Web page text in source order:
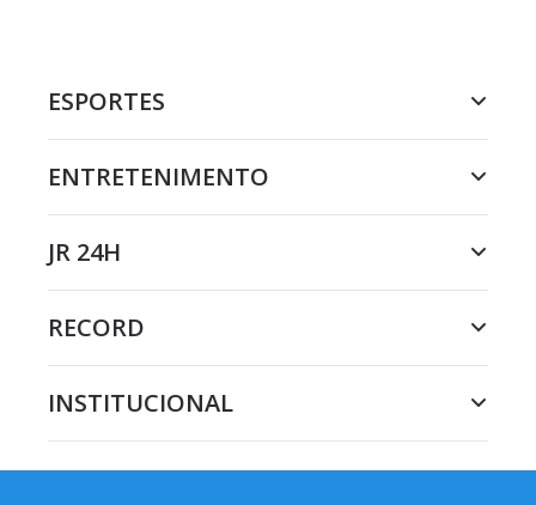
ESPORTES
ENTRETENIMENTO
JR 24H
RECORD
INSTITUCIONAL